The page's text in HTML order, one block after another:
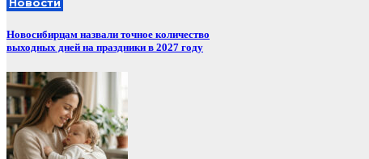
Новости
Новосибирцам назвали точное количество
выходных дней на праздники в 2027 году